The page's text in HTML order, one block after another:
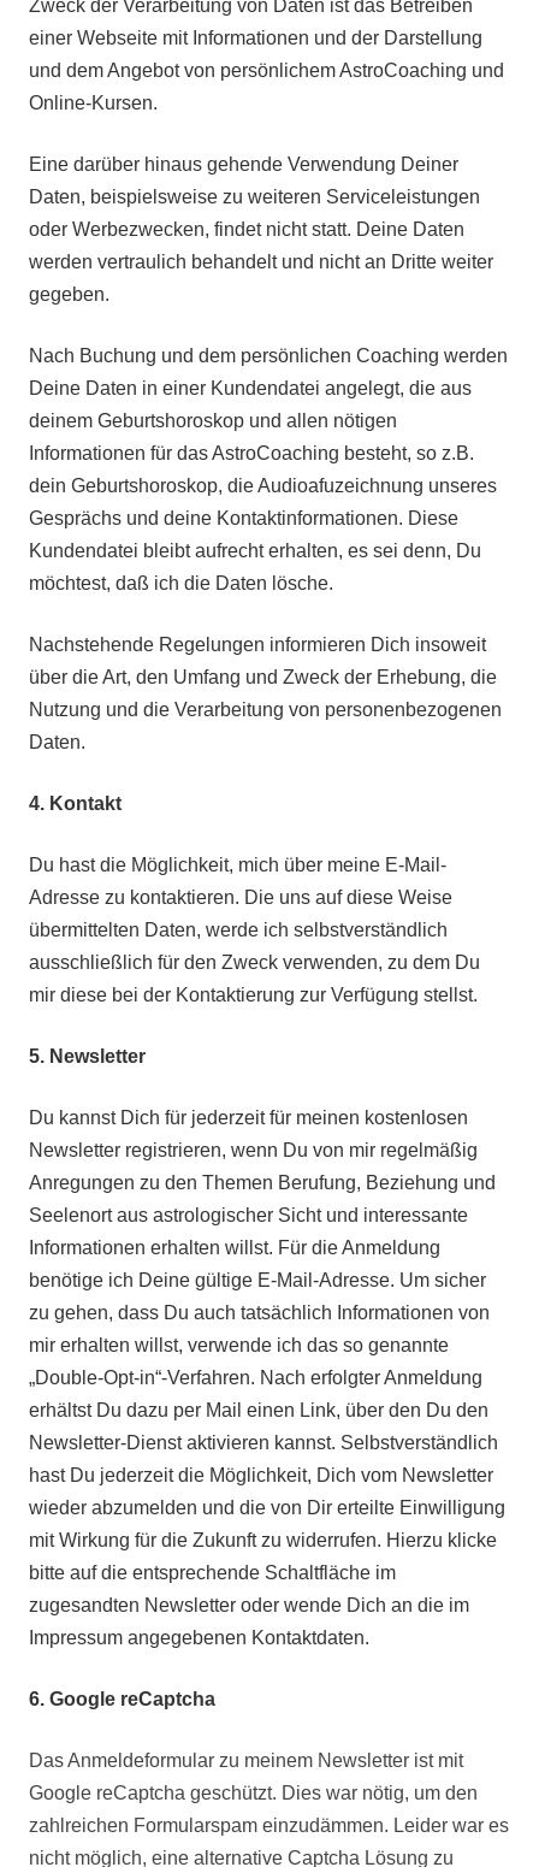
Zweck der Verarbeitung von Daten ist das Betreiben
einer Webseite mit Informationen und der Darstellung
und dem Angebot von persönlichem AstroCoaching und
Online-Kursen.
Eine darüber hinaus gehende Verwendung Deiner
Daten, beispielsweise zu weiteren Serviceleistungen
oder Werbezwecken, findet nicht statt. Deine Daten
werden vertraulich behandelt und nicht an Dritte weiter
gegeben.
Nach Buchung und dem persönlichen Coaching werden
Deine Daten in einer Kundendatei angelegt, die aus
deinem Geburtshoroskop und allen nötigen
Informationen für das AstroCoaching besteht, so z.B.
dein Geburtshoroskop, die Audioafuzeichnung unseres
Gesprächs und deine Kontaktinformationen. Diese
Kundendatei bleibt aufrecht erhalten, es sei denn, Du
möchtest, daß ich die Daten lösche.
Nachstehende Regelungen informieren Dich insoweit
über die Art, den Umfang und Zweck der Erhebung, die
Nutzung und die Verarbeitung von personenbezogenen
Daten.
4. Kontakt
Du hast die Möglichkeit, mich über meine E-Mail-
Adresse zu kontaktieren. Die uns auf diese Weise
übermittelten Daten, werde ich selbstverständlich
ausschließlich für den Zweck verwenden, zu dem Du
mir diese bei der Kontaktierung zur Verfügung stellst.
5. Newsletter
Du kannst Dich für jederzeit für meinen kostenlosen
Newsletter registrieren, wenn Du von mir regelmäßig
Anregungen zu den Themen Berufung, Beziehung und
Seelenort aus astrologischer Sicht und interessante
Informationen erhalten willst. Für die Anmeldung
benötige ich Deine gültige E-Mail-Adresse. Um sicher
zu gehen, dass Du auch tatsächlich Informationen von
mir erhalten willst, verwende ich das so genannte
„Double-Opt-in“-Verfahren. Nach erfolgter Anmeldung
erhältst Du dazu per Mail einen Link, über den Du den
Newsletter-Dienst aktivieren kannst. Selbstverständlich
hast Du jederzeit die Möglichkeit, Dich vom Newsletter
wieder abzumelden und die von Dir erteilte Einwilligung
mit Wirkung für die Zukunft zu widerrufen. Hierzu klicke
bitte auf die entsprechende Schaltfläche im
zugesandten Newsletter oder wende Dich an die im
Impressum angegebenen Kontaktdaten.
6. Google reCaptcha
Das Anmeldeformular zu meinem Newsletter ist mit
Google reCaptcha geschützt. Dies war nötig, um den
zahlreichen Formularspam einzudämmen. Leider war es
nicht möglich, eine alternative Captcha Lösung zu